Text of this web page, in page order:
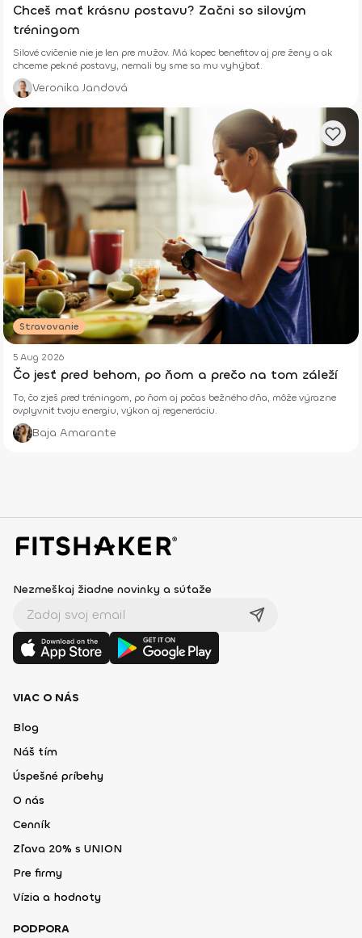
Chceš mať krásnu postavu? Začni so silovým
tréningom
Silové cvičenie nie je len pre mužov. Má kopec benefitov aj pre ženy a ak
chceme pekné postavy, nemali by sme sa mu vyhýbať.
Veronika Jandová
Stravovanie
5 Aug 2026
Čo jesť pred behom, po ňom a prečo na tom záleží
To, čo zješ pred tréningom, po ňom aj počas bežného dňa, môže výrazne
ovplyvniť tvoju energiu, výkon aj regeneráciu.
Baja Amarante
Nezmeškaj žiadne novinky a súťaže
VIAC O NÁS
Blog
Náš tím
Úspešné príbehy
O nás
Cenník
Zľava 20% s UNION
Pre firmy
Vízia a hodnoty
PODPORA